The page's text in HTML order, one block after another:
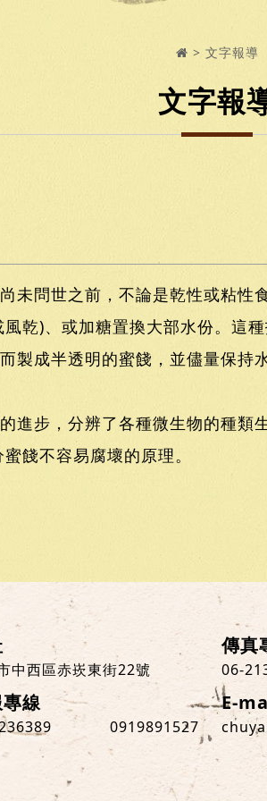
文字報導
文字報
未問世之前，不論是乾性或粘性
乾)、或加糖置換大部水份。這
製成半透明的蜜餞，並儘量保
進步，分辨了各種微生物的種
餞不容易腐壞的原理。
中西區赤崁東街22號
傳真
06-
線
0919891527
E-